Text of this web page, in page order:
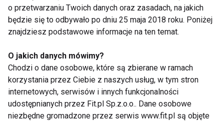
składniki zawierające magnez, cynk i
witaminy z grupy B.
Coraz więcej osób zwraca także uwagę na jakość
wybieranych produktów oraz prostotę składów.
Dotyczy to zarówno żywności, jak i suplementacji
stosowanej jako uzupełnienie codziennego
jadłospisu.
o przetwarzaniu Twoich danych oraz zasadach, na jakich
będzie się to odbywało po dniu 25 maja 2018 roku. Poniżej
znajdziesz podstawowe informacje na ten temat.
O jakich danych mówimy?
Chodzi o dane osobowe, które są zbierane w ramach
korzystania przez Ciebie z naszych usług, w tym stron
internetowych, serwisów i innych funkcjonalności
udostępnianych przez Fit.pl Sp.z.o.o.. Dane osobowe
niezbędne gromadzone przez serwis www.fit.pl są objęte